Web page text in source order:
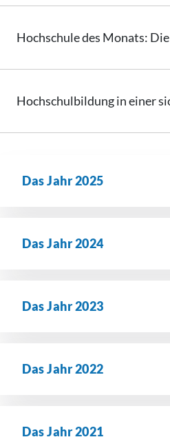
Hochschule des Monats:
Hochschulbildung in einer
Das Jahr 2025
Das Jahr 2024
Das Jahr 2023
Das Jahr 2022
Das Jahr 2021